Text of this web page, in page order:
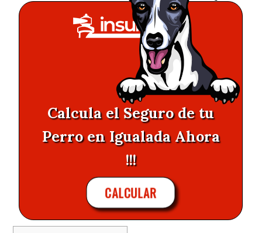
Calcula el Seguro de tu
Perro en Igualada Ahora
!!!
CALCULAR